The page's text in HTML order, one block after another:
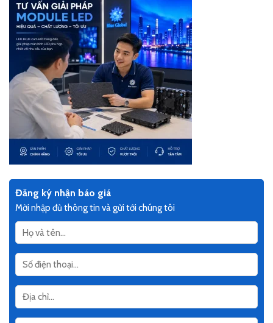
Đăng ký nhận báo giá
Mời nhập đủ thông tin và gửi tới chúng tôi